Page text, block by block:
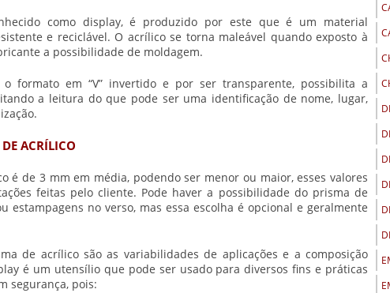
como display, é produzido por este que é um material
e reciclável. O acrílico se torna maleável quando exposto à
a possibilidade de moldagem.
o formato em “V” invertido e por ser transparente, possibilita a
a leitura do que pode ser uma identificação de nome, lugar,
ACRÍLICO
é de 3 mm em média, podendo ser menor ou maior, esses valores
feitas pelo cliente. Pode haver a possibilidade do prisma de
estampagens no verso, mas essa escolha é opcional e geralmente
de acrílicosão as variabilidades de aplicações e a composição
é um utensílio que pode ser usado para diversos fins e práticas
segurança, pois: